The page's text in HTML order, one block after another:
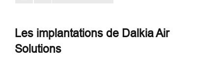
Les implantations de Dalkia Air
Solutions